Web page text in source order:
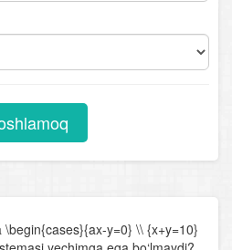
ko‘rsatkichli daraja
y=0} \\ {x+y=10}